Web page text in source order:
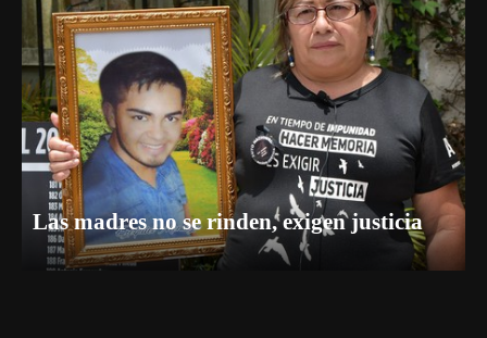
Las madres no se rinden, exigen justicia